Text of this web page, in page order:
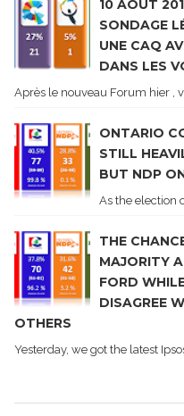
10 AOÛT
SONDAGE
UNE CAQ
DANS LES
Après le nouveau Forum hier ,
ONTARIO
STILL
BUT NDP
As the election
THE
MAJORITY
FORD
DISAGREE
OTHERS
Yesterday, we got the latest